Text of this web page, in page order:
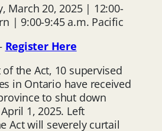
March 20, 2025 | 12:00-
| 9:00-9:45 a.m. Pacific
Register Here
the Act, 10 supervised
in Ontario have received
to shut down
1, 2025. Left
Act will severely curtail